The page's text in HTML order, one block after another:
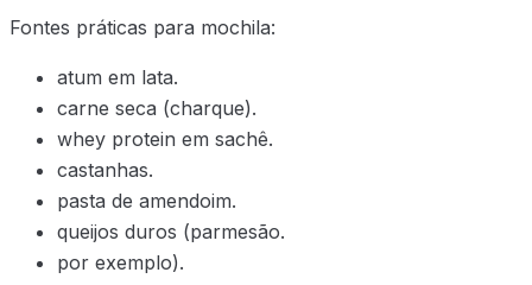
Fontes práticas para mochila:
atum em lata.
carne seca (charque).
whey protein em sachê.
castanhas.
pasta de amendoim.
queijos duros (parmesão.
por exemplo).